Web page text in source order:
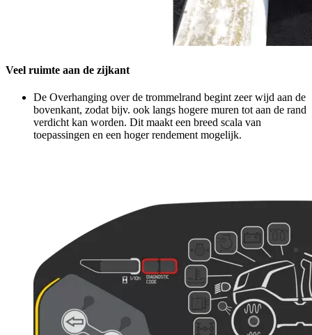
Veel ruimte aan de zijkant
De Overhanging over de trommelrand begint zeer wijd aan de
bovenkant, zodat bijv. ook langs hogere muren tot aan de rand
verdicht kan worden. Dit maakt een breed scala van
toepassingen en een hoger rendement mogelijk.